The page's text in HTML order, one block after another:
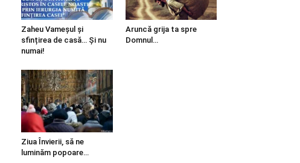
Zaheu Vameșul și
sfințirea de casă… Și nu
numai!
Aruncă grija ta spre
Domnul…
Ziua Învierii, să ne
luminăm popoare…